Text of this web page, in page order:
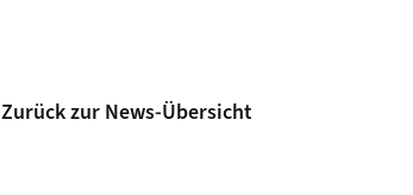
Zurück zur News-Übersicht